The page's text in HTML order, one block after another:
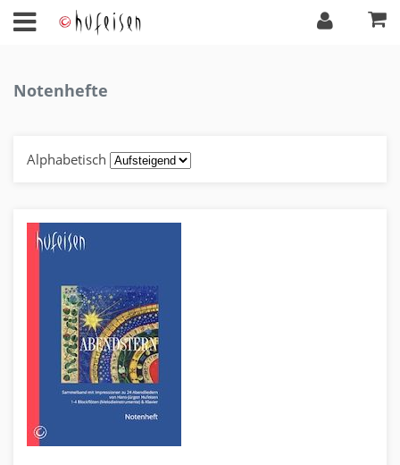
Notenhefte
Alphabetisch